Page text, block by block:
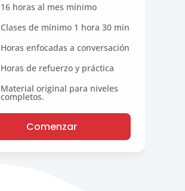
16 horas al mes mínimo
Clases de mínimo 1 hora 30 min
Horas enfocadas a conversación
Horas de refuerzo y práctica
Material original para niveles
completos.
Comenzar